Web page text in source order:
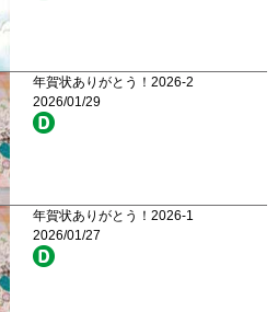
年賀状ありがとう！2026-2
2026/01/29
年賀状ありがとう！2026-1
2026/01/27